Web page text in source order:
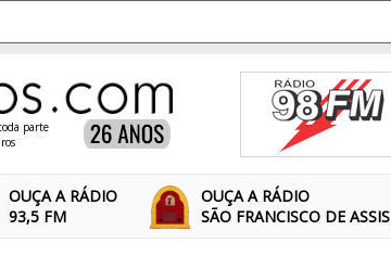
parte
OUÇA A RÁDIO
93,5 FM
OUÇA A RÁDIO
SÃO FRANCISCO DE ASSIS